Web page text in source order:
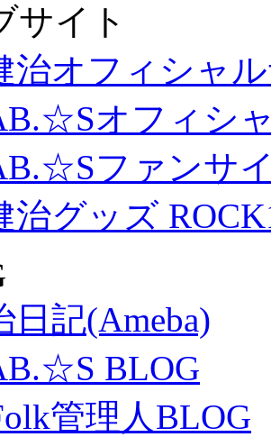
サイト
治オフィシャ
オフィシ
ファンサイ
治グッズ
日記(Ameba)
BLOG
管理人BLOG